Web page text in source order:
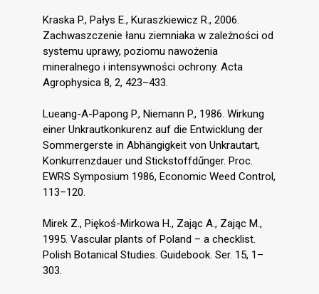
Kraska P., Pałys E., Kuraszkiewicz R., 2006.
Zachwaszczenie łanu ziemniaka w zależności od
systemu uprawy, poziomu nawożenia
mineralnego i intensywności ochrony. Acta
Agrophysica 8, 2, 423–433.
Lueang-A-Papong P., Niemann P., 1986. Wirkung
einer Unkrautkonkurenz auf die Entwicklung der
Sommergerste in Abhängigkeit von Unkrautart,
Konkurrenzdauer und Stickstoffdűnger. Proc.
EWRS Symposium 1986, Economic Weed Control,
113–120.
Mirek Z., Piękoś-Mirkowa H., Zając A., Zając M.,
1995. Vascular plants of Poland – a checklist.
Polish Botanical Studies. Guidebook. Ser. 15, 1–
303.